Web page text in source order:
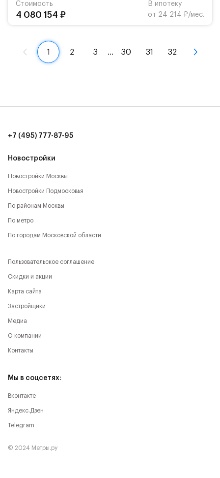
Стоимость
4 080 154 ₽
В ипотеку
от 24 214 ₽/мес.
1 2 3 … 30 31 32
Новостройки
Новостройки Москвы
Новостройки Подмосковья
По районам Москвы
По метро
По городам Московской области
+7 (495) 777-87-95
Пользовательское соглашение
Скидки и акции
Карта сайта
Застройщики
Медиа
О компании
Контакты
Мы в соцсетях:
Вконтакте
Яндекс.Дзен
Telegram
© 2024 Метры.ру